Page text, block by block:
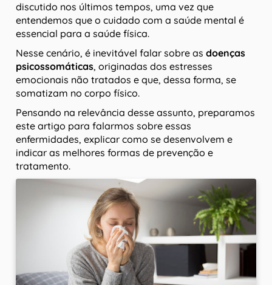
discutido nos últimos tempos, uma vez que
entendemos que o cuidado com a saúde mental é
essencial para a saúde física.
Nesse cenário, é inevitável falar sobre as doenças
psicossomáticas, originadas dos estresses
emocionais não tratados e que, dessa forma, se
somatizam no corpo físico.
Pensando na relevância desse assunto, preparamos
este artigo para falarmos sobre essas
enfermidades, explicar como se desenvolvem e
indicar as melhores formas de prevenção e
tratamento.